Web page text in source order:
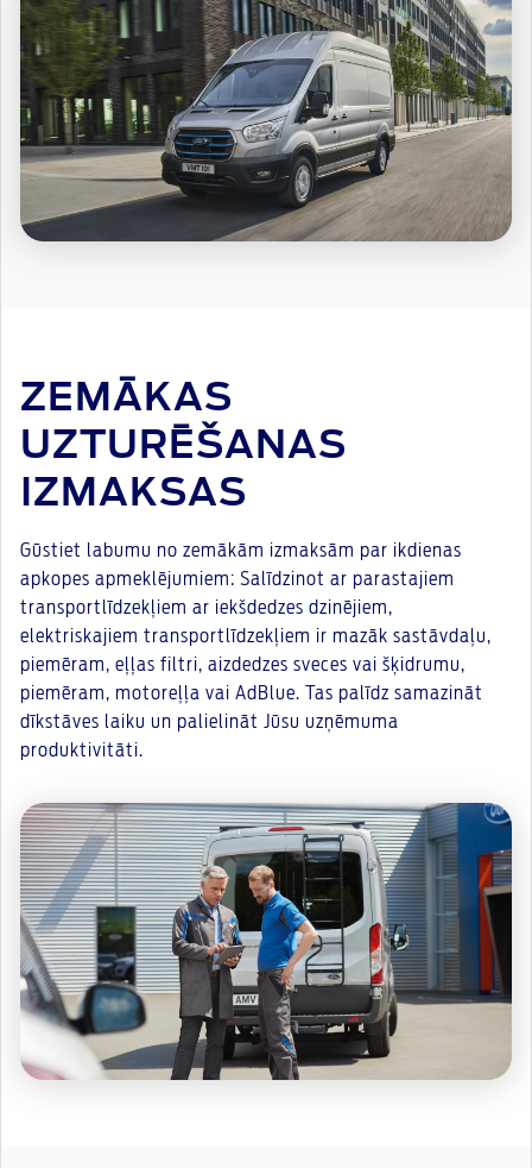
ZEMĀKAS
UZTURĒŠANAS
IZMAKSAS
Gūstiet labumu no zemākām izmaksām par ikdienas
apkopes apmeklējumiem: Salīdzinot ar parastajiem
transportlīdzekļiem ar iekšdedzes dzinējiem,
elektriskajiem transportlīdzekļiem ir mazāk sastāvdaļu,
piemēram, eļļas filtri, aizdedzes sveces vai šķidrumu,
piemēram, motoreļļa vai AdBlue. Tas palīdz samazināt
dīkstāves laiku un palielināt Jūsu uzņēmuma
produktivitāti.